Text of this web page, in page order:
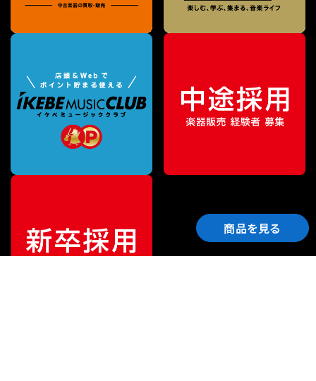
商品を見る